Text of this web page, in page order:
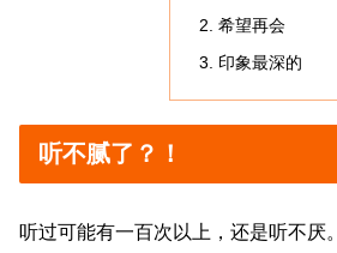
希望再会
印象最深的
听不腻了？！
听过可能有一百次以上，还是听不厌。